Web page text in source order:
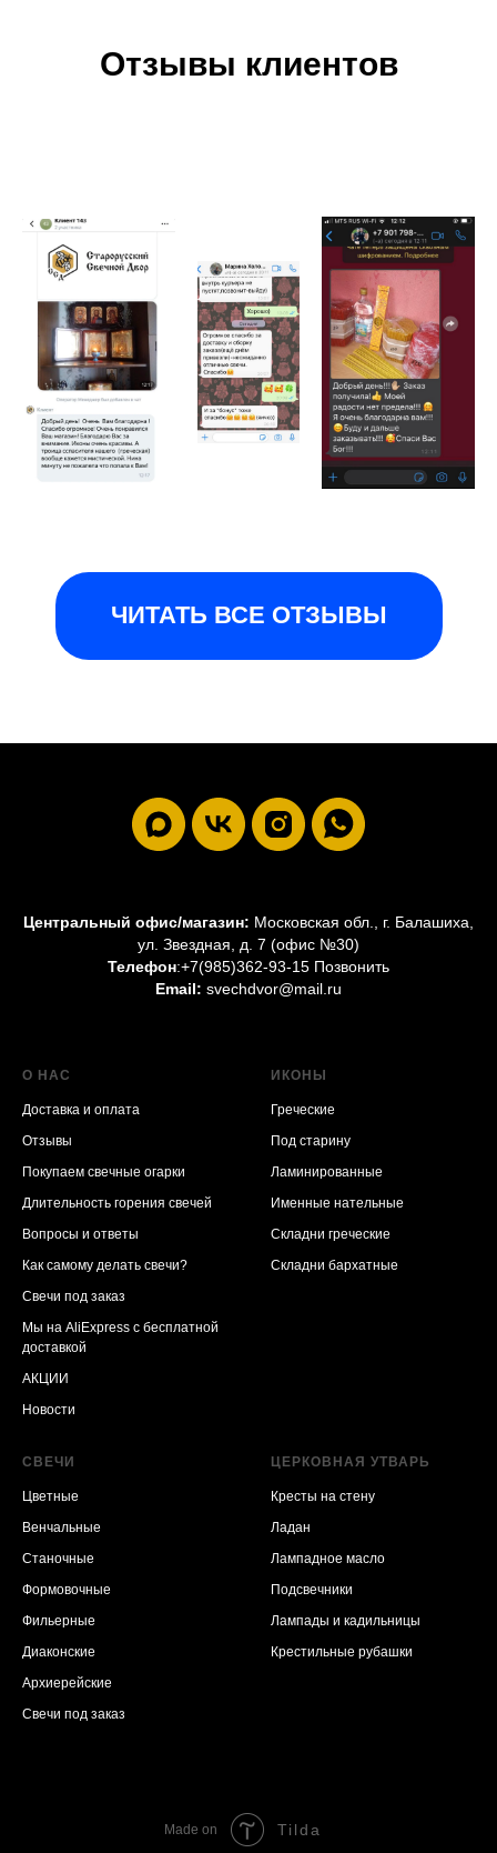
Отзывы клиентов
ЧИТАТЬ ВСЕ ОТЗЫВЫ
Центральный офис/магазин: Московская обл., г. Балашиха,
ул. Звездная, д. 7 (офис №30)
Телефон:+7(985)362-93-15 Позвонить
Email: svechdvor@mail.ru
О НАС
Доставка и оплата
Отзывы
Покупаем свечные огарки
Длительность горения свечей
Вопросы и ответы
Как самому делать свечи?
Свечи под заказ
Мы на AliExpress с бесплатной
доставкой
АКЦИИ
Новости
ИКОНЫ
Греческие
Под старину
Ламинированные
Именные нательные
Складни греческие
Складни бархатные
СВЕЧИ
Цветные
Венчальные
Станочные
Формовочные
Фильерные
Диаконские
Архиерейские
Свечи под заказ
ЦЕРКОВНАЯ УТВАРЬ
Кресты на стену
Ладан
Лампадное масло
Подсвечники
Лампады и кадильницы
Крестильные рубашки
Made on Tilda